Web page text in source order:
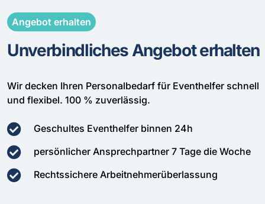
Angebot erhalten
Unverbindliches Angebot erhalten
Wir decken Ihren Personalbedarf für Eventhelfer schnell
und flexibel. 100 % zuverlässig.
Geschultes Eventhelfer binnen 24h
persönlicher Ansprechpartner 7 Tage die Woche
Rechtssichere Arbeitnehmerüberlassung